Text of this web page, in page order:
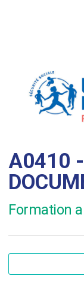
A0410 -
Formation